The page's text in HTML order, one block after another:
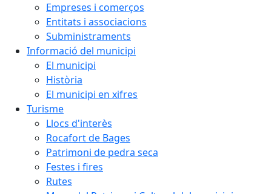
Empreses i comerços
Entitats i associacions
Subministraments
Informació del municipi
El municipi
Història
El municipi en xifres
Turisme
Llocs d'interès
Rocafort de Bages
Patrimoni de pedra seca
Festes i fires
Rutes